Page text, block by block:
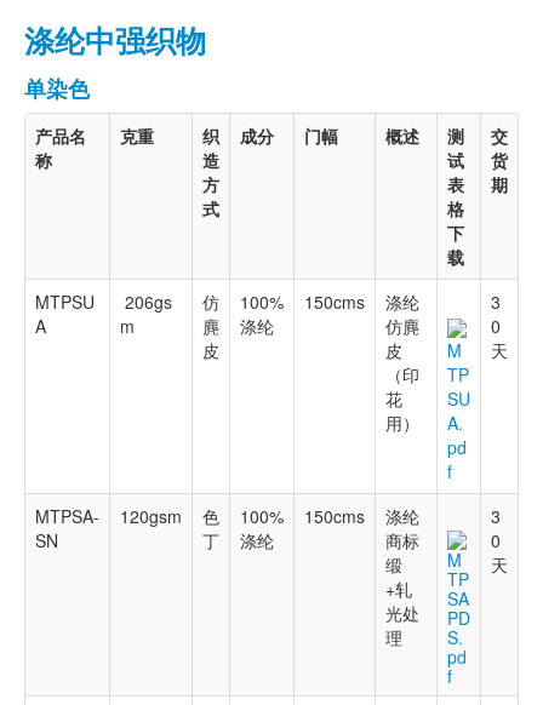
涤纶中强织物
单染色
产品名
称
克重
织
造
方
式
成分 门幅 概述
测
试
表
格
下
载
交
货
期
MTPSU
A
206gs
m
仿
麂
皮
100%
涤纶
150cms
涤纶
仿麂
皮
（印
花
用）
M
TP
SU
A.
pd
f
3
0
天
MTPSA-
SN
120gsm
色
丁
100%
涤纶
150cms
涤纶
商标
缎
+轧
光处
理
M
TP
SA
PD
S.
pd
f
3
0
天